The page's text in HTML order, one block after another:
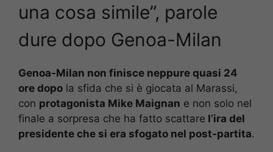
una cosa simile”, parole
dure dopo Genoa-Milan
Genoa-Milan non finisce neppure quasi 24
ore dopo la sfida che si è giocata al Marassi,
con protagonista Mike Maignan e non solo nel
finale a sorpresa che ha fatto scattare l’ira del
presidente che si era sfogato nel post-partita.